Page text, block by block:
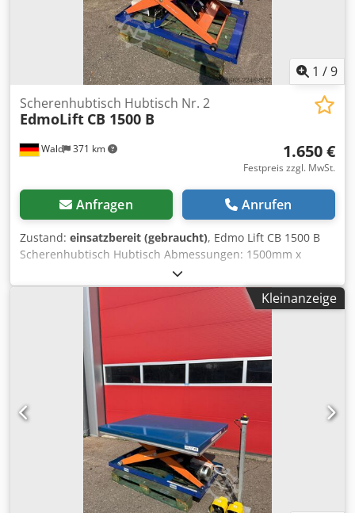
Produkte. Abweichungen von technischen Daten sowie
Irrtümer in der Beschreibung des Artikels können
passieren und bleiben vorbehalten.
1 /9
Wald 371 km
Scherenhubtisch Hubtisch Nr. 2
EdmoLift CB 1500 B
1.650 €
Festpreis zzgl. MwSt.
Anfragen Anrufen
Zustand: einsatzbereit (gebraucht), Edmo Lift CB 1500 B
Scherenhubtisch Hubtisch Abmessungen: 1500mm x
1000mm max. Traglast: 1500 Kg Baujahr: 2020 min. Höhe:
200mm max. Höhe: 1230mm Hub: 1000mm Sie können
gerne zu einer Besichtigung vorbeikommen. Gerne können
wir für Sie eine Kostengünstige Spedition organisieren! Sie
erhalten eine ordentliche Rechnung. Für Ausländische
Kunden kann auch eine Nettorechnung erstellt werden.
Vorraussetzung ist eine gültige Ust.Indent.Nr.
Zwischenverkauf vorbehalten. Besuchen Sie unseren Shop
und sehen Sie sich auch unsere weiteren Angebote an.
Cedpfxszq A Tls Agxsrf Angegebene Firmennamen und
Warenzeichen sind Eigentum Ihrer Inhaber und dienen
lediglich zur Identifikation und Beschreibung der Produkte.
Abweichungen von technischen Daten sowie Irrtümer in
der Beschreibung des Artikels können passieren und
bleiben vorbehalten.
Kleinanzeige